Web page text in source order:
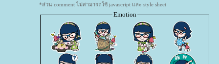
*ส่วน comment ไม่สามารถใช้ javascript และ style sheet
Emotion